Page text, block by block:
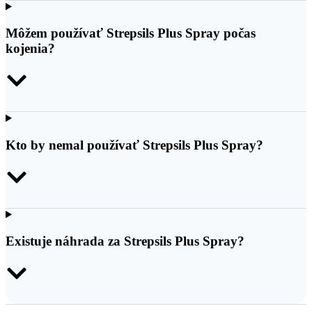
Môžem používať Strepsils Plus Spray počas
kojenia?
Kto by nemal používať Strepsils Plus Spray?
Existuje náhrada za Strepsils Plus Spray?